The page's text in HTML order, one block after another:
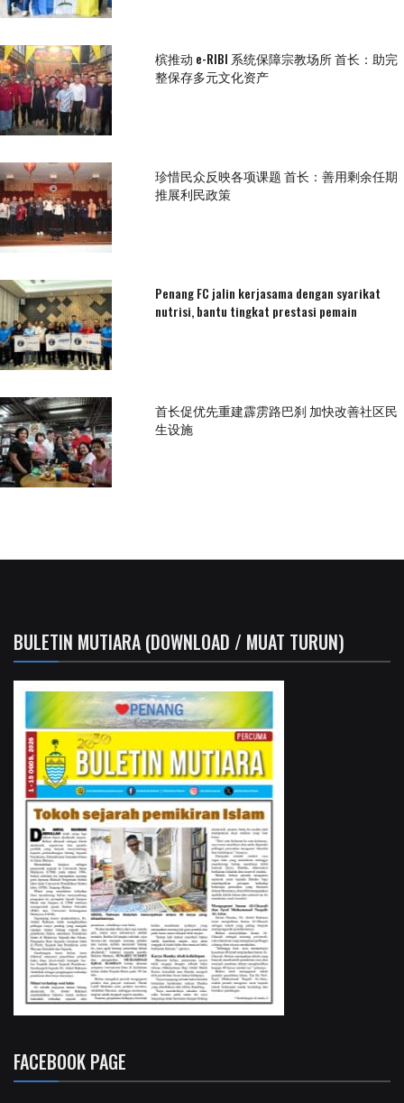
槟推动 e-RIBI 系统保障宗教场所 首长：助完
整保存多元文化资产
珍惜民众反映各项课题 首长：善用剩余任期
推展利民政策
Penang FC jalin kerjasama dengan syarikat
nutrisi, bantu tingkat prestasi pemain
首长促优先重建霹雳路巴刹 加快改善社区民
生设施
BULETIN MUTIARA (DOWNLOAD / MUAT TURUN)
FACEBOOK PAGE